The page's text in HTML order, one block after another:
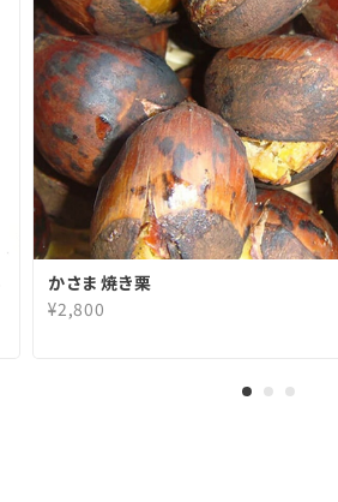
かさま焼き栗
¥2,800